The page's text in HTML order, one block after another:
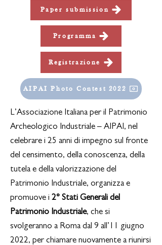
Paper submission
Programma
Registrazione
AIPAI Photo Contest 2022
L’Associazione Italiana per il Patrimonio
Archeologico Industriale – AIPAI, nel
celebrare i 25 anni di impegno sul fronte
del censimento, della conoscenza, della
tutela e della valorizzazione del
Patrimonio Industriale, organizza e
promuove i 2° Stati Generali del
Patrimonio Industriale, che si
svolgeranno a Roma dal 9 all’11 giugno
2022, per chiamare nuovamente a riunirsi